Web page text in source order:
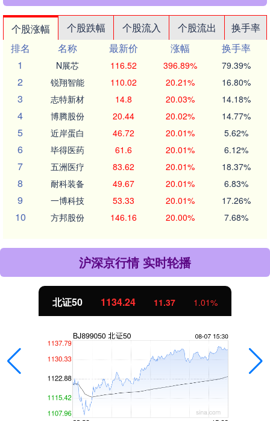
个股涨幅 个股跌幅 个股流入 个股流出
换手率
排名
名称 最新价 涨幅
换手率
1
N展芯 116.52 396.89% 79.39%
2 锐翔智能 110.02 20.21% 16.80%
3 志特新材 14.8 20.03% 14.18%
4 博腾股份 20.44 20.02% 14.77%
5 近岸蛋白 46.72 20.01% 5.62%
6 毕得医药 61.6 20.01% 6.12%
7 五洲医疗 83.62 20.01% 18.37%
8 耐科装备 49.67 20.01% 6.83%
9 一博科技 53.33 20.01% 17.26%
10 方邦股份 146.16 20.00% 7.68%
沪深京行情 实时轮播
北证50 1134.24 11.37 1.01%